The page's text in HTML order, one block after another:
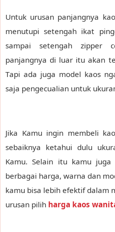
Untuk urusan panjangnya
menutupi setengah ikat
sampai setengah zipper
panjangnya di luar itu akan
Tapi ada juga model kaos
saja pengecualian untuk
Jika Kamu ingin membeli
sebaiknya ketahui dulu
Kamu. Selain itu kamu
berbagai harga, warna dan
kamu bisa lebih efektif dalam
urusan pilih harga kaos